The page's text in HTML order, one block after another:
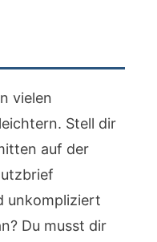
vielen
Stell dir
auf der
unkompliziert
Du musst dir